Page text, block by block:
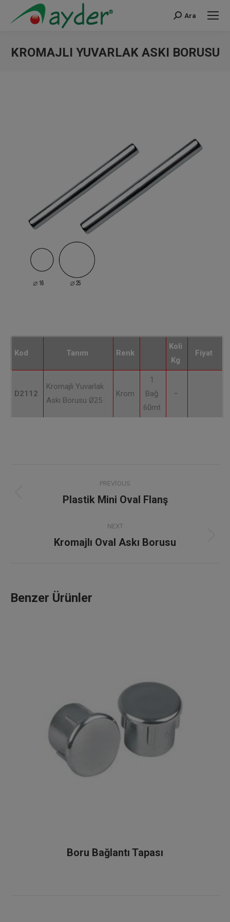
Search:
Ara
KROMAJLI YUVARLAK ASKI BORUSU
Kod Tanım Renk
Koli
Kg
Fiyat
D2112
Kromajlı Yuvarlak
Askı Borusu Ø25
Krom
1
Bağ
60mt
–
navigation
PREVIOUS
Previous
Plastik Mini Oval Flanş
NEXT
Next
Kromajlı Oval Askı Borusu
Benzer Ürünler
Boru Bağlantı Tapası